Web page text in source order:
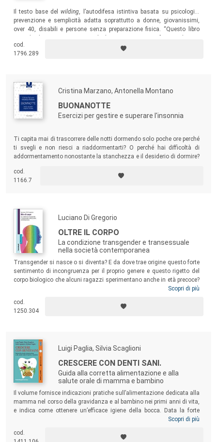
Il testo base delwilding, l’autodifesa istintiva basata su psicologia,
prevenzione e semplicità adatta soprattutto a donne, giovanissimi,
over 40, disabili e persone senza preparazione fisica. “Questo libro
paura in energia positiva per reagire e difendersi”.
cod.
1796.289
Cristina Marzano, Antonella Montano
BUONANOTTE
Esercizi per gestire e superare l'insonnia
Ti capita mai di trascorrere delle notti dormendo solo poche ore perché
ti svegli e non riesci a riaddormentarti? O perché hai difficoltà di
addormentamento nonostante la stanchezza e il desiderio di dormire?
strategie indispensabili ad affrontare, gestire e superare l’insonnia.
cod.
1166.7
Luciano Di Gregorio
OLTRE IL CORPO
La condizione transgender e transessuale
nella società contemporanea
Transgender si nasce o si diventa? E da dove trae origine questo forte
sentimento di incongruenza per il proprio genere e questo rigetto del
corpo biologico che alcuni ragazzi sperimentano anche in età precoce?
Questo libro non ha risposte certe da offrire al lettore, ma cerca di
delle persone che rifiutano il sesso biologico, e descrive le loro storie
personali per capire i loro vissuti, le sofferenze a volte intense che esse
Scopri di più
cod.
1250.304
Luigi Paglia, Silvia Scaglioni
CRESCERE CON DENTI SANI.
Guida alla corretta alimentazione e alla
salute orale di mamma e bambino
Il volume fornisce indicazioni pratiche sull’alimentazione dedicata alla
mamma nel corso della gravidanza e al bambino nei primi anni di vita,
e indica come ottenere un’efficace igiene della bocca. Data la forte
correlazione tra carie nei genitori e nei bambini, e considerato che la
l’attenzione sulla mamma a partire dalla gravidanza e sul bambino già
Scopri di più
cod.